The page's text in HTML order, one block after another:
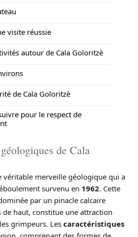
visite réussie
autour de Cala Goloritzè
de Cala Goloritzè
pour le respect de
de Cala
véritable merveille géologique qui a
survenu en 1962. Cette
par un pinacle calcaire
haut, constitue une attraction
grimpeurs. Lescaractéristiques